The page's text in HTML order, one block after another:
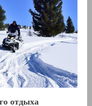
отдыха